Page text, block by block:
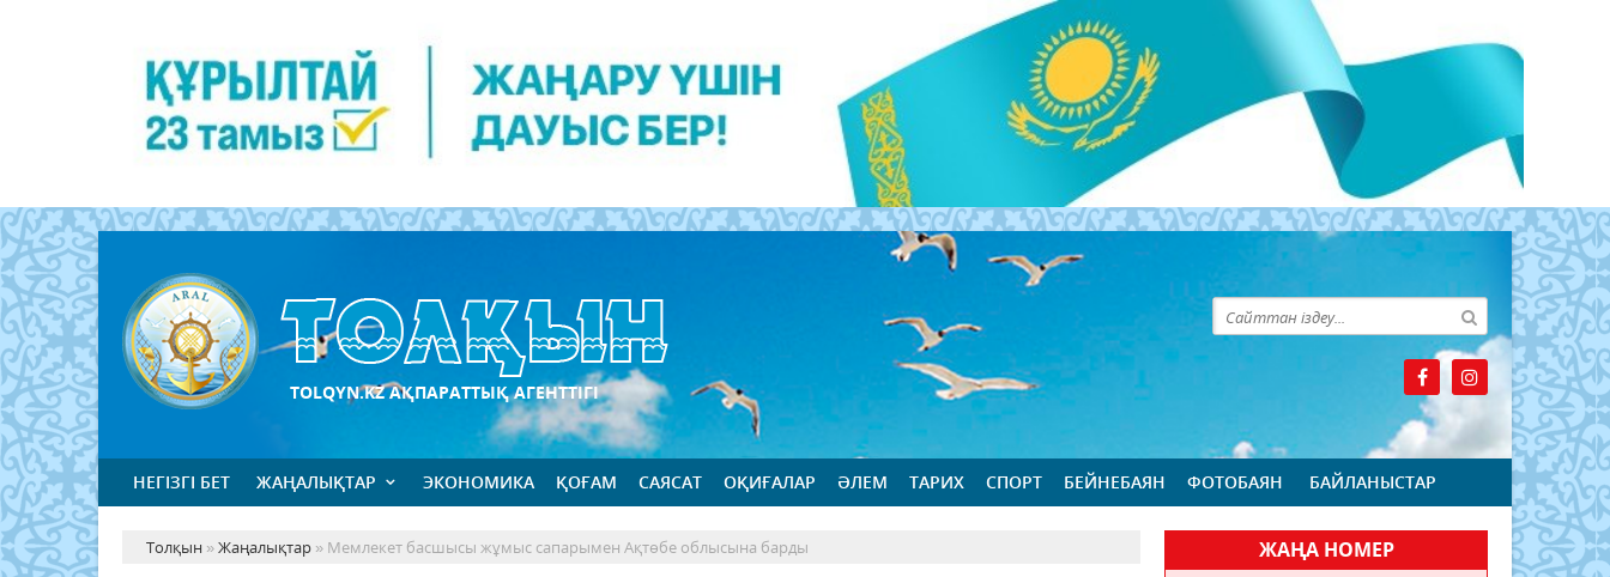
TOLQYN.KZ АҚПАРАТТЫҚ АГЕНТТІГІ
НЕГІЗГІ БЕТ ЖАҢАЛЫҚТАР ЭКОНОМИКА ҚОҒАМ САЯСАТ ОҚИҒАЛАР ӘЛЕМ ТАРИХ СПОРТ БЕЙНЕБАЯН ФОТОБАЯН БАЙЛАНЫСТАР
Толқын »Жаңалықтар » Мемлекет басшысы жұмыс сапарымен Ақтөбе облысына барды ЖАҢА НОМЕР